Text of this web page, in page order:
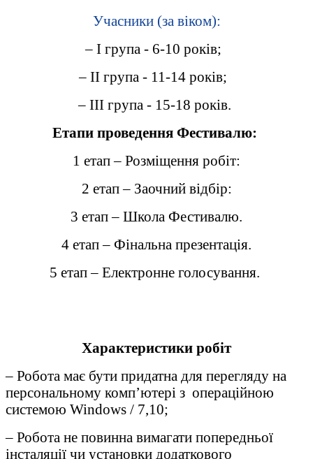
Учасники (за віком):
– I група - 6-10 років;
– II група - 11-14 років;
– III група - 15-18 років.
Етапи проведення Фестивалю:
1 етап – Розміщення робіт:
2 етап – Заочний відбір:
3 етап – Школа Фестивалю.
4 етап – Фінальна презентація.
5 етап – Електронне голосування.
Характеристики робіт
– Робота має бути придатна для перегляду на
персональному комп’ютері з операційною
системою Windows / 7,10;
– Робота не повинна вимагати попередньої
інсталяції чи установки додаткового